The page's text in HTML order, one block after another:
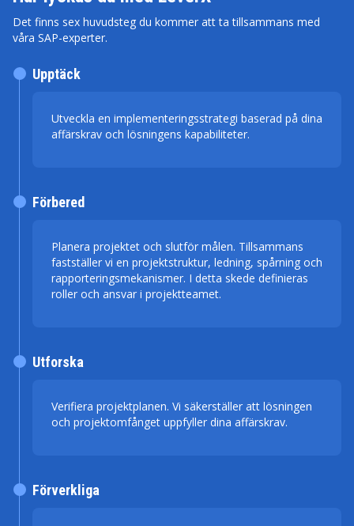
Det finns sex huvudsteg du kommer att ta tillsammans med
våra SAP-experter.
Utveckla en implementeringsstrategi baserad på dina
affärskrav och lösningens kapabiliteter.
Upptäck
Planera projektet och slutför målen. Tillsammans
fastställer vi en projektstruktur, ledning, spårning och
rapporteringsmekanismer. I detta skede definieras
roller och ansvar i projektteamet.
Förbered
Verifiera projektplanen. Vi säkerställer att lösningen
och projektomfånget uppfyller dina affärskrav.
Utforska
Förverkliga